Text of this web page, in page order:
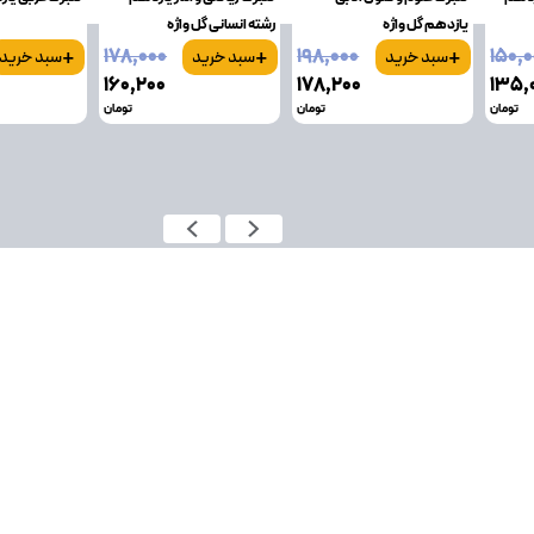
تومان
یازدهم گل واژه
+سبد خرید
۱۹۸٬۰۰۰
۱۷۸٬۲۰۰
تومان
رشته انسانی گل واژه
+سبد خرید
۱۷۸٬۰۰۰
۱۶۰٬۲۰۰
تومان
+سبد خرید